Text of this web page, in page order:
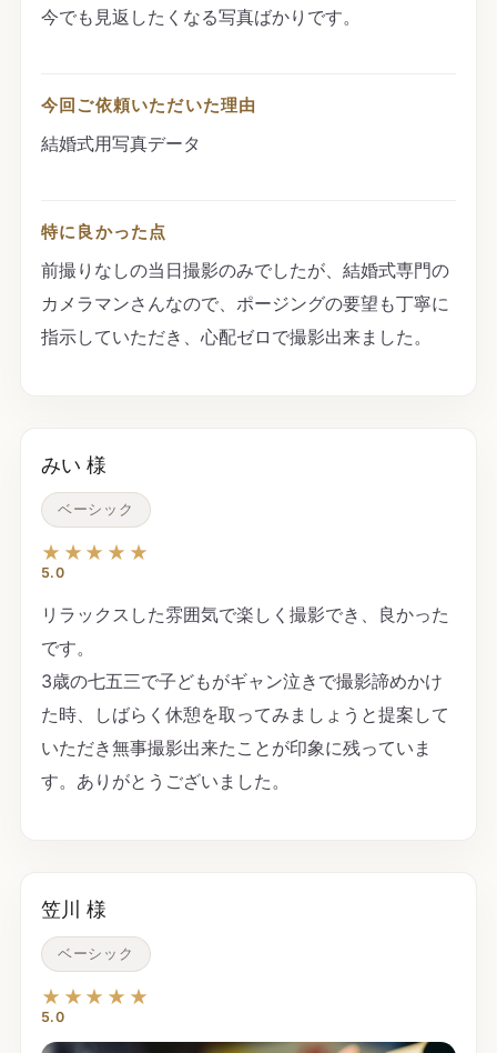
今でも見返したくなる写真ばかりです。
今回ご依頼いただいた理由
結婚式用写真データ
特に良かった点
前撮りなしの当日撮影のみでしたが、結婚式専門の
カメラマンさんなので、ポージングの要望も丁寧に
指示していただき、心配ゼロで撮影出来ました。
みい 様
ベーシック
★★★★★
5.0
リラックスした雰囲気で楽しく撮影でき、良かった
です。
3歳の七五三で子どもがギャン泣きで撮影諦めかけ
た時、しばらく休憩を取ってみましょうと提案して
いただき無事撮影出来たことが印象に残っていま
す。ありがとうございました。
笠川 様
ベーシック
★★★★★
5.0